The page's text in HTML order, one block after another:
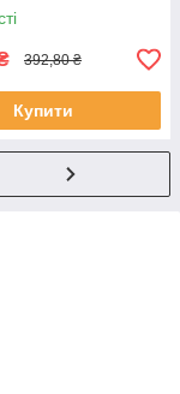
392,80 ₴
Купити